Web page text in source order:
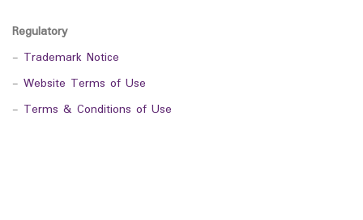
Regulatory
- Trademark Notice
- Website Terms of Use
- Terms & Conditions of Use